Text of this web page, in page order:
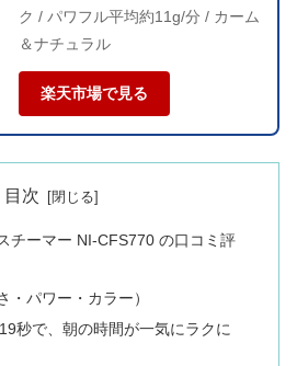
ク / パワフル平均約11g/分 / カーム
＆ナチュラル
楽天市場で見る
目次
チーマー NI-CFS770 の口コミ評
・パワー・カラー）
秒で、朝の時間が一気にラクに